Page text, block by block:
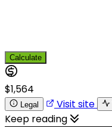
Calculate
$1,564
Legal Visit site
Keep reading